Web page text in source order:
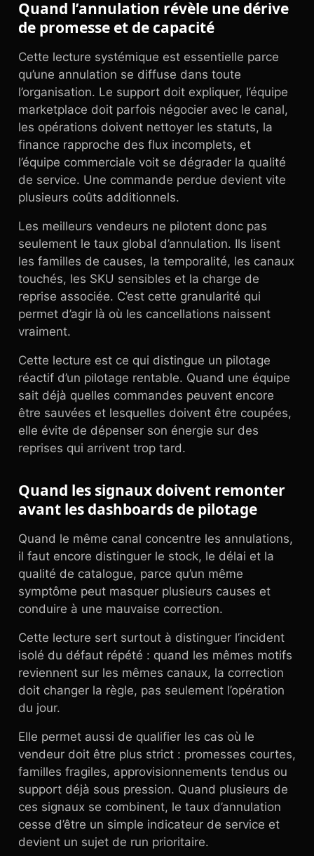
Quand l’annulation révèle une dérive
de promesse et de capacité
Cette lecture systémique est essentielle parce
qu’une annulation se diffuse dans toute
l’organisation. Le support doit expliquer, l’équipe
marketplace doit parfois négocier avec le canal,
les opérations doivent nettoyer les statuts, la
finance rapproche des flux incomplets, et
l’équipe commerciale voit se dégrader la qualité
de service. Une commande perdue devient vite
plusieurs coûts additionnels.
Les meilleurs vendeurs ne pilotent donc pas
seulement le taux global d’annulation. Ils lisent
les familles de causes, la temporalité, les canaux
touchés, les SKU sensibles et la charge de
reprise associée. C’est cette granularité qui
permet d’agir là où les cancellations naissent
vraiment.
Cette lecture est ce qui distingue un pilotage
réactif d’un pilotage rentable. Quand une équipe
sait déjà quelles commandes peuvent encore
être sauvées et lesquelles doivent être coupées,
elle évite de dépenser son énergie sur des
reprises qui arrivent trop tard.
Quand les signaux doivent remonter
avant les dashboards de pilotage
Quand le même canal concentre les annulations,
il faut encore distinguer le stock, le délai et la
qualité de catalogue, parce qu’un même
symptôme peut masquer plusieurs causes et
conduire à une mauvaise correction.
Cette lecture sert surtout à distinguer l’incident
isolé du défaut répété : quand les mêmes motifs
reviennent sur les mêmes canaux, la correction
doit changer la règle, pas seulement l’opération
du jour.
Elle permet aussi de qualifier les cas où le
vendeur doit être plus strict : promesses courtes,
familles fragiles, approvisionnements tendus ou
support déjà sous pression. Quand plusieurs de
ces signaux se combinent, le taux d’annulation
cesse d’être un simple indicateur de service et
devient un sujet de run prioritaire.